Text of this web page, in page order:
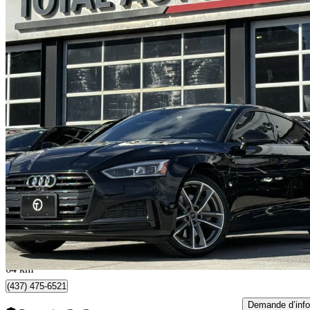
2019 Audi A5 Sportback
quattro Technik 45 TFSI129 717 km
21 485 $ Bonne
377 $/mois env.
North York, ON
64 km
(437) 475-6521
Demande d’info